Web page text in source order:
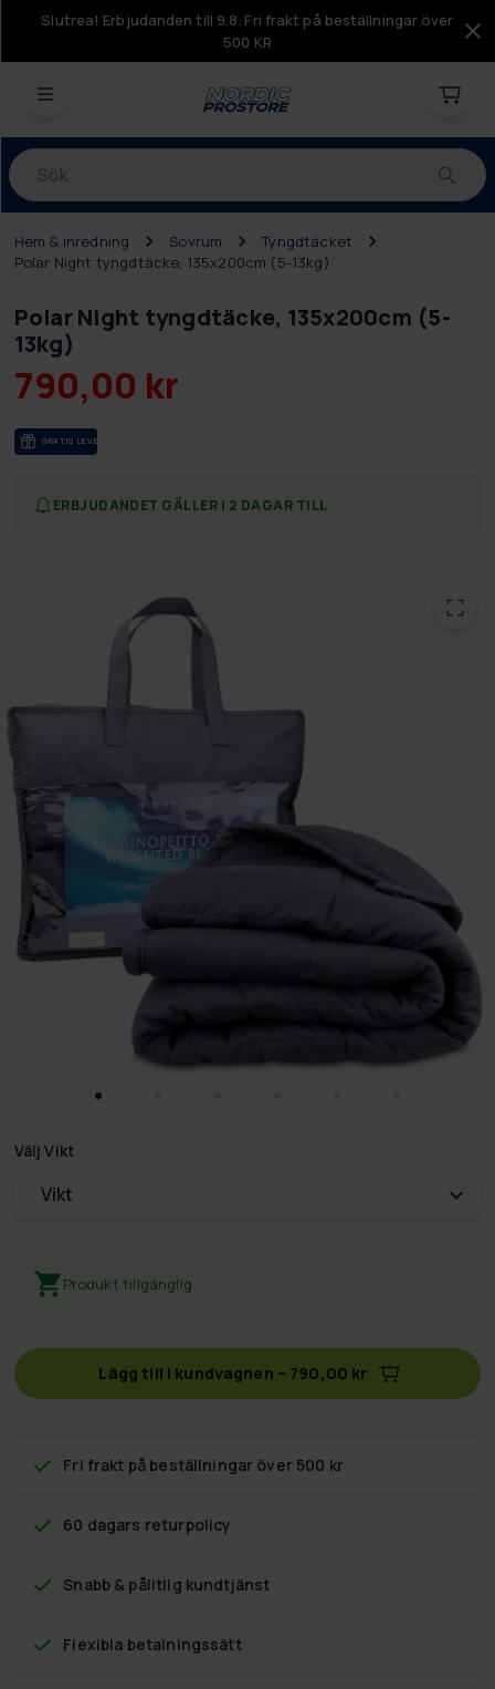
Slutrea! Erbjudanden till 9.8. Fri frakt på beställningar över
500 KR
Produkter
Hem & inredning Sovrum
Tyngdtäcket
Polar Night tyngdtäcke, 135x200cm (5-13kg)
Polar Night tyngdtäcke, 135x200cm (5-
13kg)
790,00 kr
GRA­TIS LE­VE­RANS
ERBJUDANDET GÄLLER I 2 DAGAR TILL
Välj Vikt
Vikt
Produkt tillgänglig
Lägg till i kundvagnen – 790,00 kr
Fri frakt på beställningar över 500 kr
60 dagars returpolicy
Snabb & pålitlig kundtjänst
Flexibla betalningssätt